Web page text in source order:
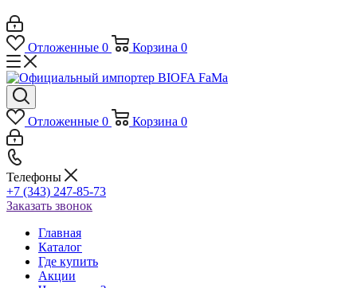
Отложенные 0 Корзина 0
Отложенные 0 Корзина 0
Телефоны
+7 (343) 247-85-73
Заказать звонок
Главная
Каталог
Где купить
Акции